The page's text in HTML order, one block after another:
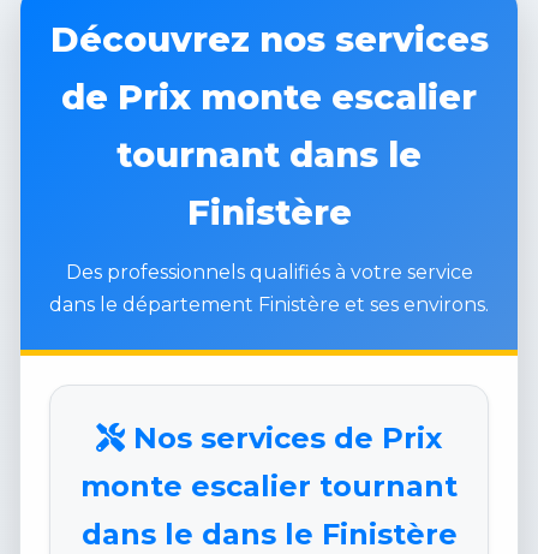
Découvrez nos services
de Prix monte escalier
tournant dans le
Finistère
Des professionnels qualifiés à votre service
dans le département Finistère et ses environs.
Nos services de Prix
monte escalier tournant
dans le dans le Finistère